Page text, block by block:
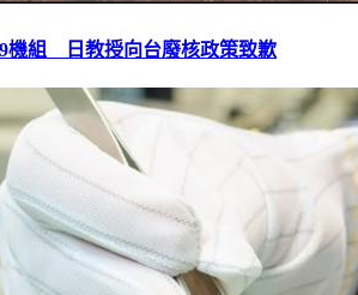
機組 日教授向台廢核政策致歉